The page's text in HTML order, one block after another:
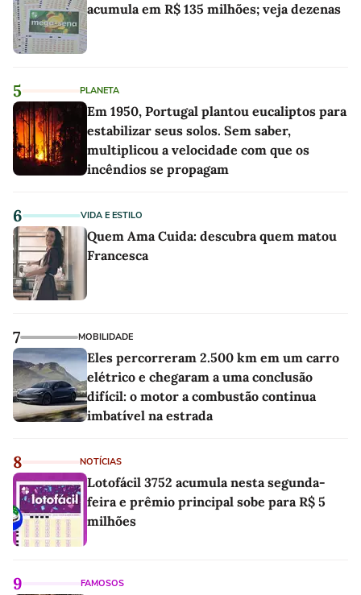
acumula em R$ 135 milhões; veja dezenas
5 PLANETA
Em 1950, Portugal plantou eucaliptos para
estabilizar seus solos. Sem saber,
multiplicou a velocidade com que os
incêndios se propagam
6 VIDA E ESTILO
Quem Ama Cuida: descubra quem matou
Francesca
7 MOBILIDADE
Eles percorreram 2.500 km em um carro
elétrico e chegaram a uma conclusão
difícil: o motor a combustão continua
imbatível na estrada
8 NOTÍCIAS
Lotofácil 3752 acumula nesta segunda-
feira e prêmio principal sobe para R$ 5
milhões
9 FAMOSOS